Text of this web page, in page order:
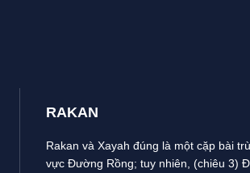
RAKAN
Rakan và Xayah đúng là một cặp bài
vực Đường Rồng; tuy nhiên, (chiêu 3)